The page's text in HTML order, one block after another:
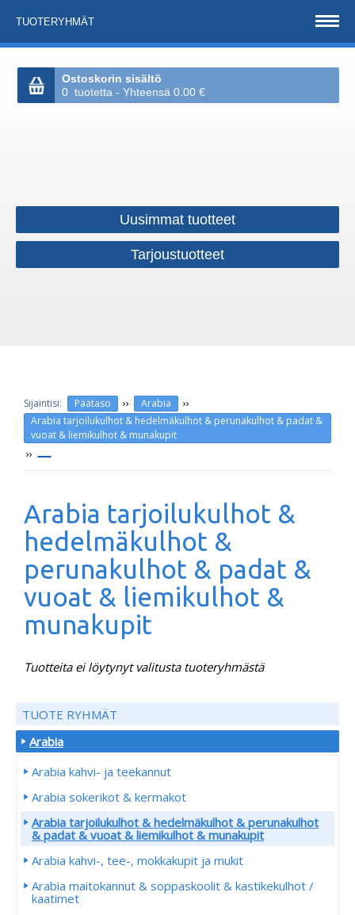
TUOTERYHMÄT
Ostoskorin sisältö
0 tuotetta - Yhteensä 0.00 €
Uusimmat tuotteet
Tarjoustuotteet
Päätaso ›› Arabia ››
Arabia tarjoilukulhot & hedelmäkulhot & perunakulhot & padat &
vuoat & liemikulhot & munakupit
››
Arabia tarjoilukulhot &
hedelmäkulhot &
perunakulhot & padat &
vuoat & liemikulhot &
munakupit
Tuotteita ei löytynyt valitusta tuoteryhmästä
TUOTE RYHMÄT
Arabia
Arabia kahvi- ja teekannut
Arabia sokerikot & kermakot
Arabia tarjoilukulhot & hedelmäkulhot & perunakulhot
& padat & vuoat & liemikulhot & munakupit
Arabia kahvi-, tee-, mokkakupit ja mukit
Arabia maitokannut & soppaskoolit & kastikekulhot /
kaatimet